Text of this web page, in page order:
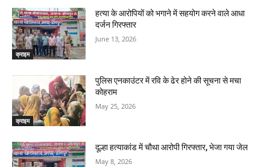
क्राइम
हत्या के आरोपियों को भगाने में सहयोग करने वाले आधा
दर्जन गिरफ्तार
June 13, 2026
क्राइम
पुलिस एनकाउंटर में रवि के ढेर होने की सूचना से मचा
कोहराम
May 25, 2026
दूल्हा हत्याकांड में चौथा आरोपी गिरफ्तार, भेजा गया जेल
May 8, 2026